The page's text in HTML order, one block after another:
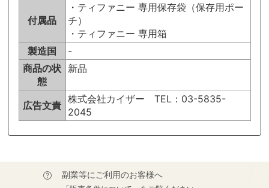
付属品
・ティファニー 専用保存袋（保存用ポー
チ）
・ティファニー 専用箱
製造国
-
商品の状
態
新品
広告文責
株式会社カイザー TEL：03-5835-
2045
副業等にご利用のお客様へ